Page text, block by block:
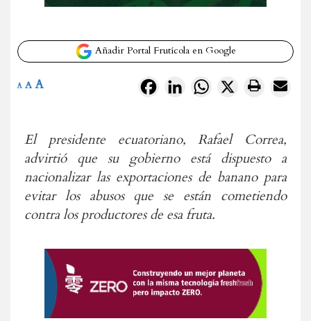
Añadir Portal Frutícola en Google
FacebookLinkedInWhatsApp
X
A A A
El presidente ecuatoriano, Rafael Correa,
advirtió que su gobierno está dispuesto a
nacionalizar las exportaciones de banano para
evitar los abusos que se están cometiendo
contra los productores de esa fruta.